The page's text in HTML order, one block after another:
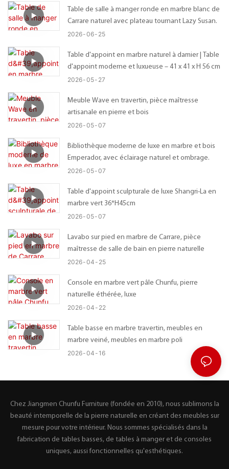
Table de salle à manger ronde en marbre blanc de
Carrare naturel avec plateau tournant Lazy Susan.
2026 06 25
Table d'appoint en marbre naturel à damier | Table
d'appoint moderne et luxueuse – 41 x 41 x H 56 cm
2026 05 27
Meuble Wave en travertin, pièce maîtresse
artisanale en pierre et bois
2026 05 07
Bibliothèque moderne de luxe en marbre et bois
Emperador, avec éclairage naturel et ombrage.
2026 05 07
Table d'appoint sculpturale de luxe Shangri-La en
marbre vert 36*H45cm
2026 05 07
Lavabo sur pied en marbre de Carrare, pièce
maîtresse de salle de bain en pierre naturelle
2026 04 25
Console en marbre vert pâle Chunfu, pierre
naturelle éthérée, luxe
2026 04 22
Table basse en marbre travertin, meubles en
marbre veiné, meubles en marbre poli
2026 04 16
Chez Jiangmen Chunfu Furniture (fondée en 2010), nous sublimons la
beauté intemporelle de la pierre naturelle en créant des meubles sur
mesure pour votre intérieur. Nous sommes spécialisés dans la
fabrication de tables basses, de tables à manger et de consoles
uniques, aussi fonctionnelles qu'esthétiques.